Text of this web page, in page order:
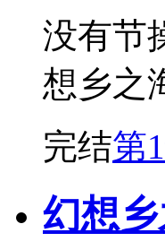
没有节
想乡之
完结第
幻想